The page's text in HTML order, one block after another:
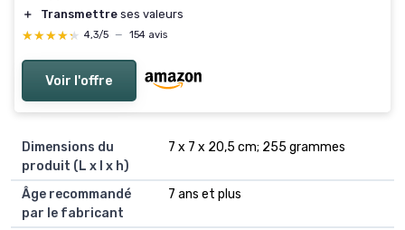
＋
Transmettre ses valeurs
★★★★★
★★★★★ 4,3/5 — 154 avis
Voir l'offre
Dimensions du
produit (L x l x h)
‎7 x 7 x 20,5 cm; 255 grammes
Âge recommandé
par le fabricant
‎7 ans et plus